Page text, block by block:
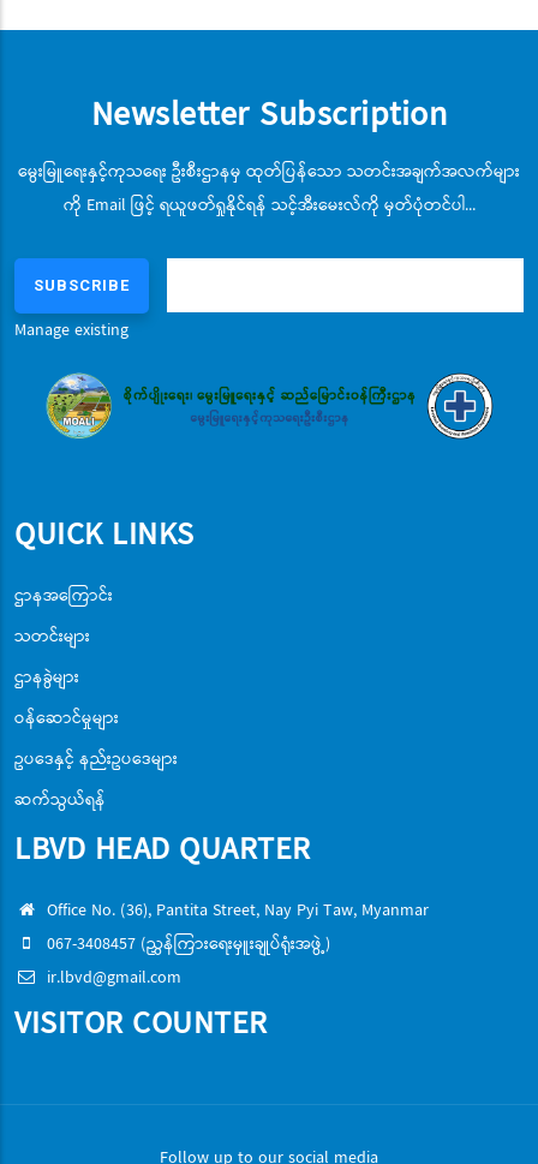
Newsletter Subscription
မွေးမြူရေးနှင့်ကုသရေး ဦးစီးဌာနမှ ထုတ်ပြန်သော သတင်းအချက်အလက်များ
ကို Email ဖြင့် ရယူဖတ်ရှုနိုင်ရန် သင့်အီးမေးလ်ကို မှတ်ပုံတင်ပါ...
Manage existing
QUICK LINKS
ဌာနအကြောင်း
သတင်းများ
ဌာနခွဲများ
ဝန်ဆောင်မှုများ
ဥပဒေနှင့် နည်းဥပဒေများ
ဆက်သွယ်ရန်
LBVD HEAD QUARTER
Office No. (36), Pantita Street, Nay Pyi Taw, Myanmar
067-3408457 (ညွှန်ကြားရေးမှူးချုပ်ရုံးအဖွဲ့)
ir.lbvd@gmail.com
VISITOR COUNTER
Follow up to our social media